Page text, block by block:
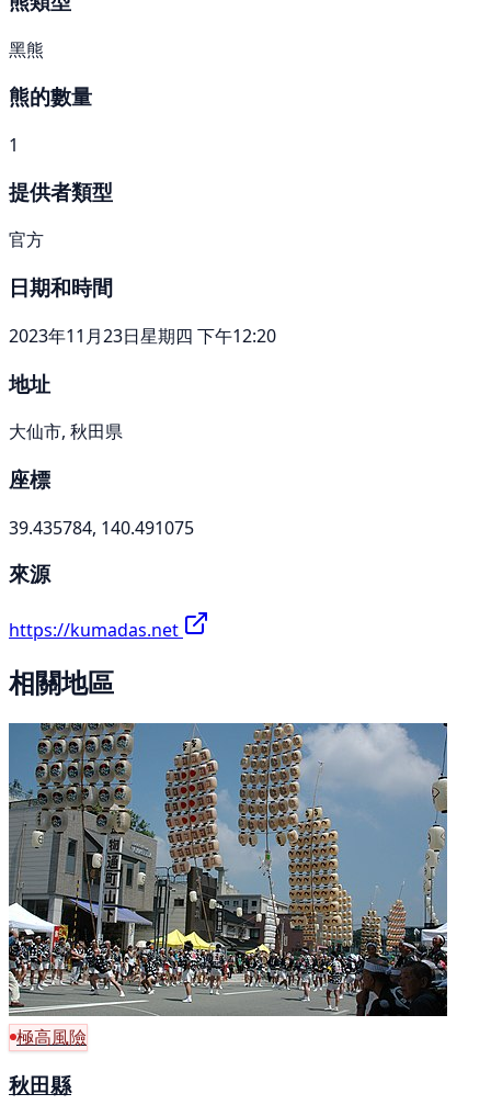
黑熊
熊的數量
1
提供者類型
官方
日期和時間
2023年11月23日星期四 下午12:20
地址
大仙市, 秋田県
座標
39.435784, 140.491075
來源
https://kumadas.net
相關地區
極高風險
秋田縣